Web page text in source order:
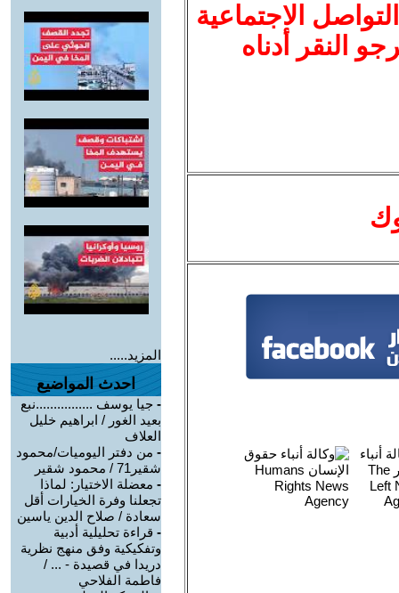
الاجتماعية
النقر أدناه
المزيد.....
احدث المواضيع
- جيا يوسف ................نبع
بعيد الغور / ابراهيم خليل
العلاف
- من دفتر اليوميات/محمود
شقير71 / محمود شقير
- معضلة الاختيار: لماذا
تجعلنا وفرة الخيارات أقل
سعادة / صلاح الدين ياسين
- قراءة تحليلية أدبية
وتفكيكية وفق منهج نظرية
دريدا في قصيدة - ... /
فاطمة الفلاحي